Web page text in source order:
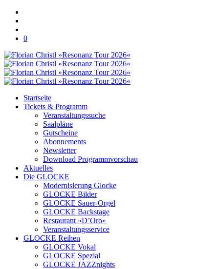
0
Startseite
Tickets & Programm
Veranstaltungssuche
Saalpläne
Gutscheine
Abonnements
Newsletter
Download Programmvorschau
Aktuelles
Die GLOCKE
Modernisierung Glocke
GLOCKE Bilder
GLOCKE Sauer-Orgel
GLOCKE Backstage
Restaurant »D’Oro«
Veranstaltungsservice
GLOCKE Reihen
GLOCKE Vokal
GLOCKE Spezial
GLOCKE JAZZnights